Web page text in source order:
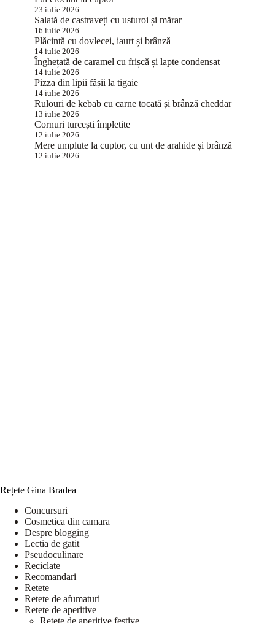
23 iulie 2026
Salată de castraveți cu usturoi și mărar
16 iulie 2026
Plăcintă cu dovlecei, iaurt și brânză
14 iulie 2026
Înghețată de caramel cu frișcă și lapte condensat
14 iulie 2026
Pizza din lipii fâșii la tigaie
14 iulie 2026
Rulouri de kebab cu carne tocată și brânză cheddar
13 iulie 2026
Cornuri turcești împletite
12 iulie 2026
Mere umplute la cuptor, cu unt de arahide și brânză
12 iulie 2026
Rețete Gina Bradea
Concursuri
Cosmetica din camara
Despre blogging
Lectia de gatit
Pseudoculinare
Reciclate
Recomandari
Retete
Retete de afumaturi
Retete de aperitive
Retete de aperitive festive